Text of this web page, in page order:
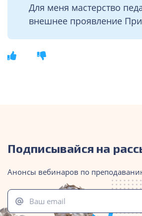
Для меня мастерство
внешнее проявление
Подписывайся на
Анонсы вебинаров по
Ваш email